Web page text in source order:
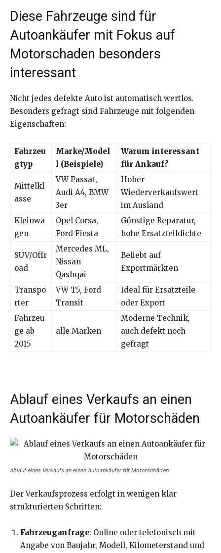
Diese Fahrzeuge sind für
Autoankäufer mit Fokus auf
Motorschaden besonders
interessant
Nicht jedes defekte Auto ist automatisch wertlos.
Besonders gefragt sind Fahrzeuge mit folgenden
Eigenschaften:
Fahrzeu
gtyp
Marke/Model
l (Beispiele)
Warum interessant
für Ankauf?
Mittelkl
asse
VW Passat,
Audi A4, BMW
3er
Hoher
Wiederverkaufswert
im Ausland
Kleinwa
gen
Opel Corsa,
Ford Fiesta
Günstige Reparatur,
hohe Ersatzteildichte
SUV/Offr
oad
Mercedes ML,
Nissan
Qashqai
Beliebt auf
Exportmärkten
Transpo
rter
VW T5, Ford
Transit
Ideal für Ersatzteile
oder Export
Fahrzeu
ge ab
2015
alle Marken
Moderne Technik,
auch defekt noch
gefragt
Ablauf eines Verkaufs an einen
Autoankäufer für Motorschäden
Ablauf eines Verkaufs an einen Autoankäufer für Motorschäden
Der Verkaufsprozess erfolgt in wenigen klar
strukturierten Schritten:
Fahrzeuganfrage: Online oder telefonisch mit
Angabe von Baujahr, Modell, Kilometerstand und